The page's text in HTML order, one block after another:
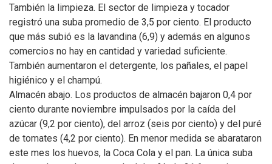
También la limpieza. El sector de limpieza y tocador
registró una suba promedio de 3,5 por ciento. El producto
que más subió es la lavandina (6,9) y además en algunos
comercios no hay en cantidad y variedad suficiente.
También aumentaron el detergente, los pañales, el papel
higiénico y el champú.
Almacén abajo. Los productos de almacén bajaron 0,4 por
ciento durante noviembre impulsados por la caída del
azúcar (9,2 por ciento), del arroz (seis por ciento) y del puré
de tomates (4,2 por ciento). En menor medida se abarataron
este mes los huevos, la Coca Cola y el pan. La única suba